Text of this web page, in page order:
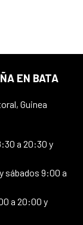
EN BATA
Guinea
a 20:30 y
sábados 9:00 a
a 20:00 y